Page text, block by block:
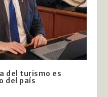
del turismo es
del país